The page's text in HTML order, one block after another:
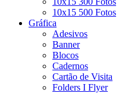
10x15 500 Fotos
Gráfica
Adesivos
Banner
Blocos
Cadernos
Cartão de Visita
Folders I Flyer